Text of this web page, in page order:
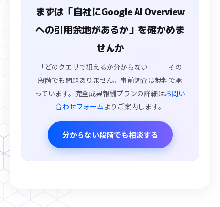
まずは「自社にGoogle AI Overview
への引用余地があるか」を確かめま
せんか
「どのクエリで狙えるか分からない」——その
段階でも問題ありません。事前調査は無料で承
っています。完全成果報酬プランの詳細はお問い
合わせフォームよりご案内します。
分からない段階でも相談する